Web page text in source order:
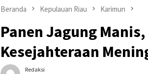
Beranda Kepulauan Riau Karimun
Panen Jagung
Kesejahteraan
Redaksi